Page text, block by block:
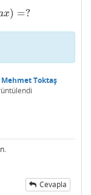
x) =?
=?
Mehmet Toktaş
Cevapla